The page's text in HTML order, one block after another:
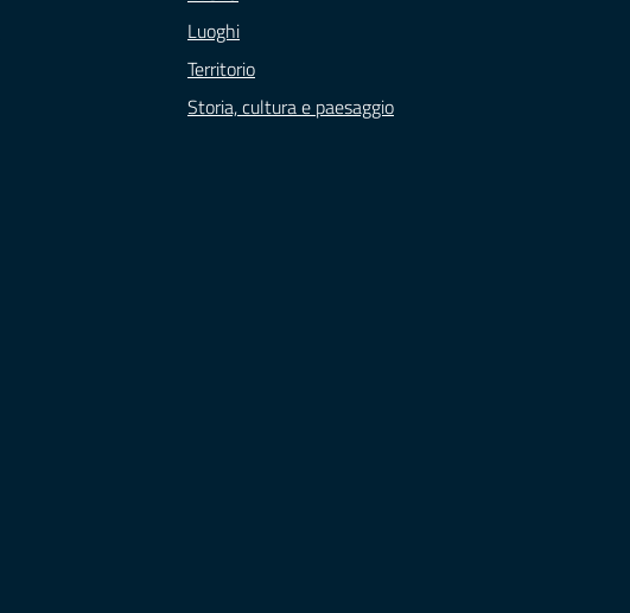
Luoghi
Territorio
Storia, cultura e paesaggio